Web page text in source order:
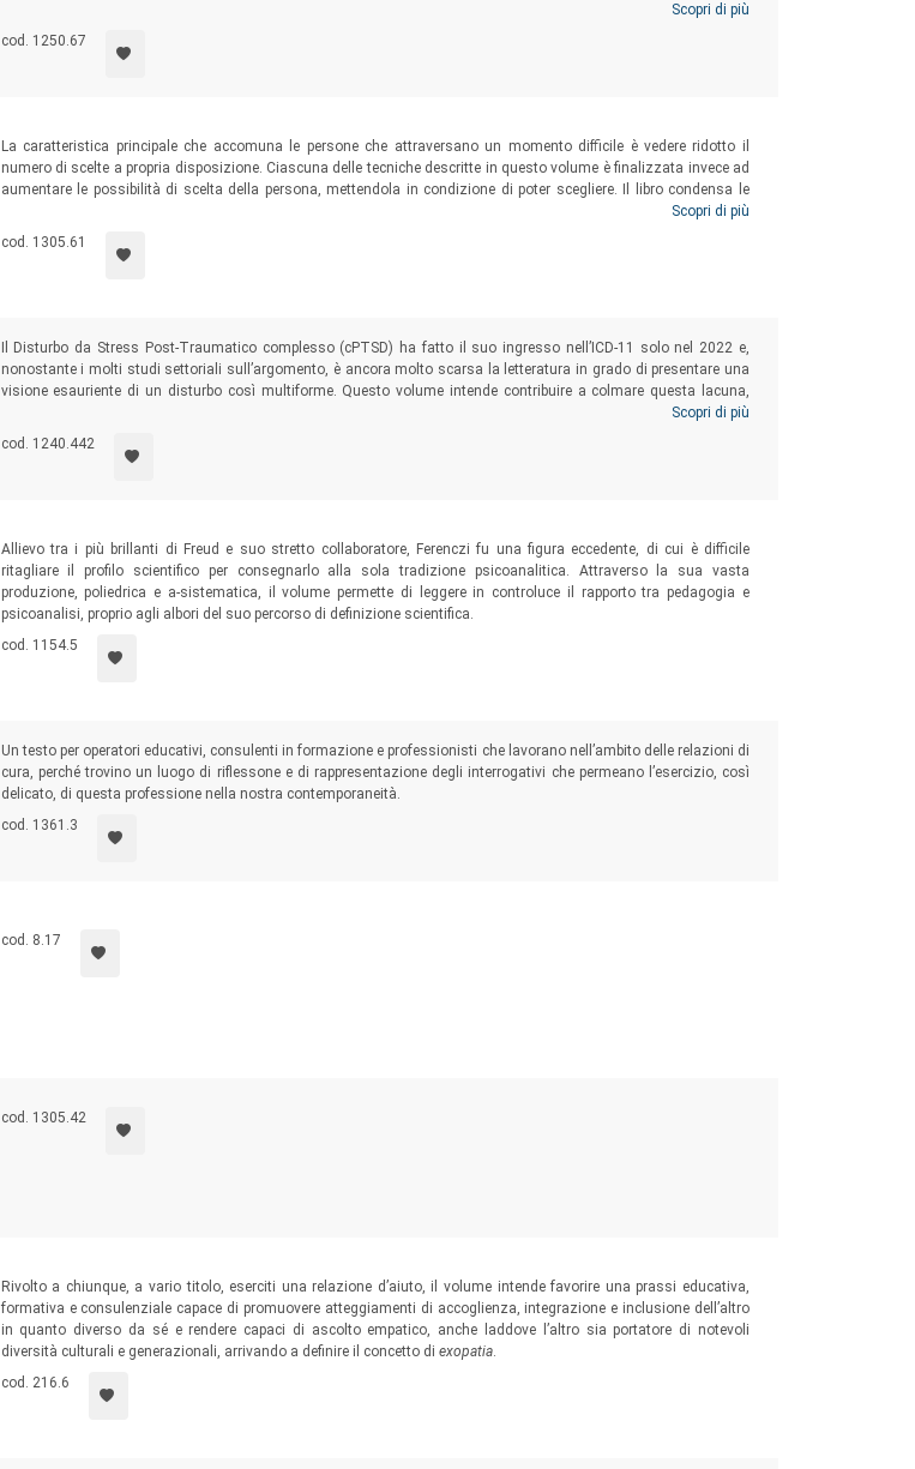
internazionale Eric Berne Memorial Award 2003 proprio per le scoperte relative a un’analisi transazionale
psicodinamica utilizzata nel setting individuale, l’autore ha raccolto in questo volume le ricerche di quasi trent’anni
di lavoro clinico e insegnamento.
Scopri di più
cod. 1250.67
La caratteristica principale che accomuna le persone che attraversano un momento difficile è vedere ridotto il
numero di scelte a propria disposizione. Ciascuna delle tecniche descritte in questo volume è finalizzata invece ad
aumentare le possibilità di scelta della persona, mettendola in condizione di poter scegliere. Il libro condensa le
modalità operative adottate dagli autori e per questo costituisce una lettura decisamente indicata per lo
specialista, quanto un’utile fonte per chiunque sia interessato alle strategie di risoluzione dei problemi umani in
tempi brevi e nel totale rispetto della persona.
Scopri di più
cod. 1305.61
Il Disturbo da Stress Post-Traumatico complesso (cPTSD) ha fatto il suo ingresso nell’ICD-11 solo nel 2022 e,
nonostante i molti studi settoriali sull’argomento, è ancora molto scarsa la letteratura in grado di presentare una
visione esauriente di un disturbo così multiforme. Questo volume intende contribuire a colmare questa lacuna,
offrendo per la prima volta ai professionisti del campo psicologico una visione a tutto tondo del trauma complesso
che estenda la riflessione alla sfera esistenziale della vittima, esplorandone le numerose sfaccettature.
Scopri di più
cod. 1240.442
Allievo tra i più brillanti di Freud e suo stretto collaboratore, Ferenczi fu una figura eccedente, di cui è difficile
ritagliare il profilo scientifico per consegnarlo alla sola tradizione psicoanalitica. Attraverso la sua vasta
produzione, poliedrica e a-sistematica, il volume permette di leggere in controluce il rapporto tra pedagogia e
psicoanalisi, proprio agli albori del suo percorso di definizione scientifica.
cod. 1154.5
Un testo per operatori educativi, consulenti in formazione e professionisti che lavorano nell’ambito delle relazioni di
cura, perché trovino un luogo di riflessone e di rappresentazione degli interrogativi che permeano l’esercizio, così
delicato, di questa professione nella nostra contemporaneità.
cod. 1361.3
cod. 8.17
cod. 1305.42
Rivolto a chiunque, a vario titolo, eserciti una relazione d’aiuto, il volume intende favorire una prassi educativa,
formativa e consulenziale capace di promuovere atteggiamenti di accoglienza, integrazione e inclusione dell’altro
in quanto diverso da sé e rendere capaci di ascolto empatico, anche laddove l’altro sia portatore di notevoli
diversità culturali e generazionali, arrivando a definire il concetto di exopatia.
cod. 216.6